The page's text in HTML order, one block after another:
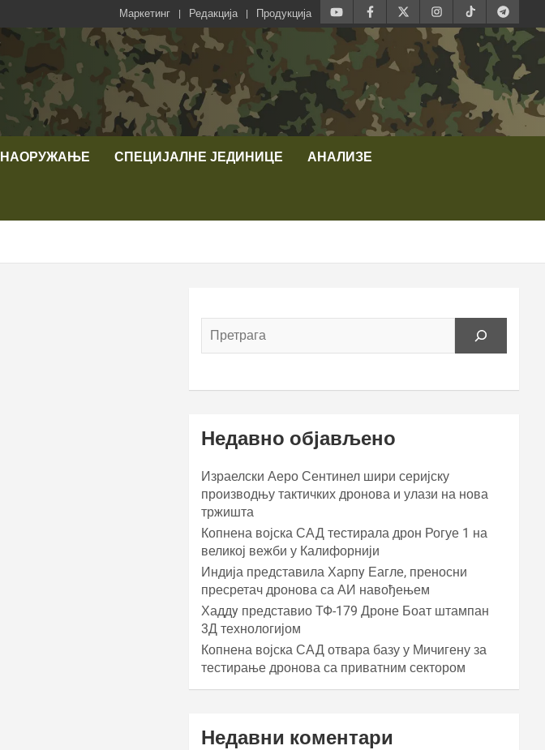
Маркетинг Редакција Продукција
НАОРУЖАЊЕ СПЕЦИЈАЛНЕ ЈЕДИНИЦЕ АНАЛИЗЕ
Недавно објављено
Израелски Аеро Сентинел шири серијску
производњу тактичких дронова и улази на нова
тржишта
Копнена војска САД тестирала дрон Рогуе 1 на
великој вежби у Калифорнији
Индија представила Харпy Еагле, преносни
пресретач дронова са АИ навођењем
Хаддy представио ТФ-179 Дроне Боат штампан
3Д технологијом
Копнена војска САД отвара базу у Мичигену за
тестирање дронова са приватним сектором
Недавни коментари